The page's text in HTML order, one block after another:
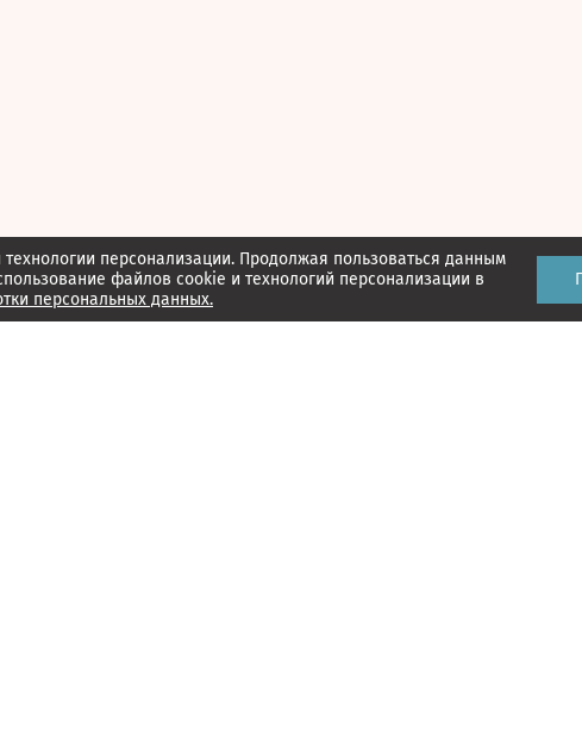
персонализации. Продолжая пользоваться данным
файлов cookie и технологий персонализации в
персональных данных.